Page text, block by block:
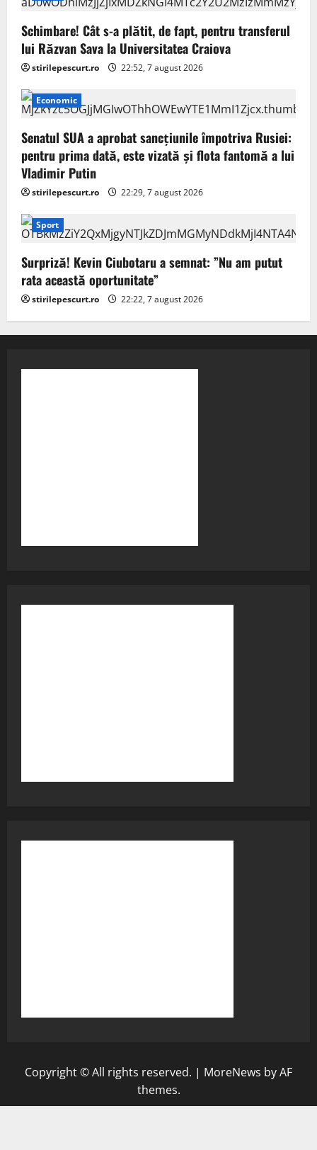
Schimbare! Cât s-a plătit, de fapt, pentru transferul
lui Răzvan Sava la Universitatea Craiova
stirilepescurt.ro 22:52, 7 august 2026
Economic
Senatul SUA a aprobat sancțiunile împotriva Rusiei:
pentru prima dată, este vizată și flota fantomă a lui
Vladimir Putin
stirilepescurt.ro 22:29, 7 august 2026
Sport
Surpriză! Kevin Ciubotaru a semnat: ”Nu am putut
rata această oportunitate”
stirilepescurt.ro 22:22, 7 august 2026
Copyright © All rights reserved. | MoreNews by AF
themes.